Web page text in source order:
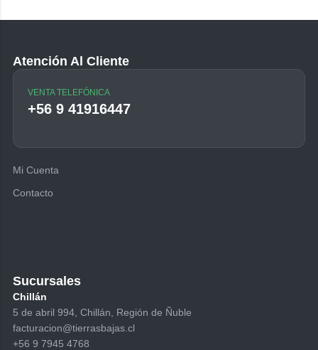
Sucursales
Chillán
5 de abril 994, Chillán, Región de Ñuble
facturacion@tierrasbajas.cl
+56 9 7945 4768
Atención Al Cliente
VENTA TELEFÓNICA
+56 9 41916447
Mi Cuenta
Contacto